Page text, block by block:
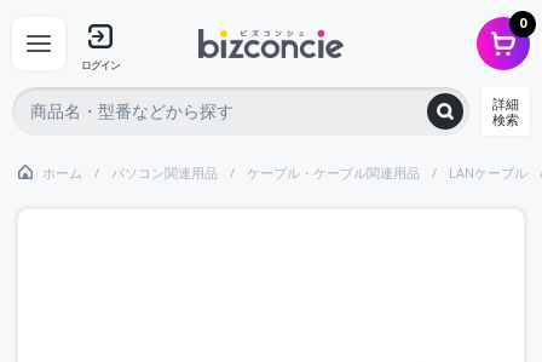
ログイン
0
詳細
検索
ホーム パソコン関連用品 ケーブル・ケーブル関連用品 LANケーブル